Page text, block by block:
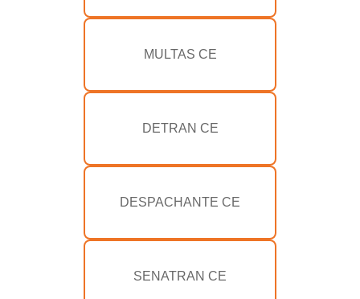
MULTAS CE
DETRAN CE
DESPACHANTE CE
SENATRAN CE